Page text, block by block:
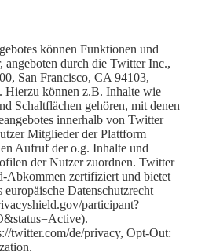
können Funktionen und
angeboten durch die Twitter Inc.,
San Francisco, CA 94103,
Hierzu können z.B. Inhalte wie
Schaltflächen gehören, mit denen
innerhalb von Twitter
Mitglieder der Plattform
Aufruf der o.g. Inhalte und
der Nutzer zuordnen. Twitter
Abkommen zertifiziert und bietet
Datenschutzrecht
participant?
twitter.com/de/privacy, Opt-Out: